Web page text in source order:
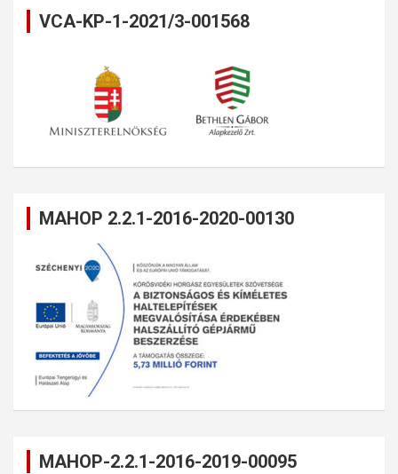
VCA-KP-1-2021/3-001568
MAHOP 2.2.1-2016-2020-00130
MAHOP-2.2.1-2016-2019-00095